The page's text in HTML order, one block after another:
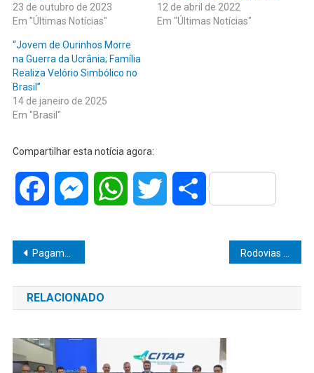
23 de outubro de 2023
Em "Últimas Notícias"
12 de abril de 2022
Em "Últimas Notícias"
“Jovem de Ourinhos Morre
na Guerra da Ucrânia; Família
Realiza Velório Simbólico no
Brasil”
14 de janeiro de 2025
Em "Brasil"
Compartilhar esta notícia agora:
Facebook MessengerWhatsAppTwitter Share
Navegação
de
Post
Pagamento do PIS/Pasep 2023 é aprovado Rodovias de Ribeirão e Marília têm previsão de aumento de 59% no tráfego durante o Natal
RELACIONADO